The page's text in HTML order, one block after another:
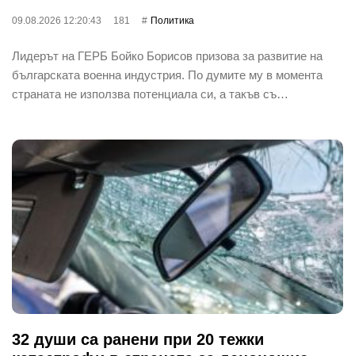
09.08.2026 12:20:43 181 Политика
Лидерът на ГЕРБ Бойко Борисов призова за развитие на
българската военна индустрия. По думите му в момента
страната не използва потенциала си, а такъв съ…
32 души са ранени при 20 тежки